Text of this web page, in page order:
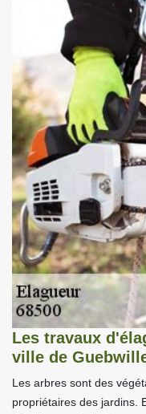
Les travaux
ville de
Les arbres sont des
propriétaires des jardins.